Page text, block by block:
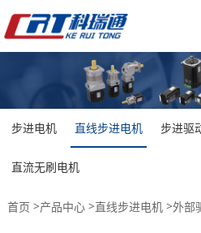
步进电机 直线步进电机 步进驱
直流无刷电机
首页 >产品中心>直线步进电机>外部